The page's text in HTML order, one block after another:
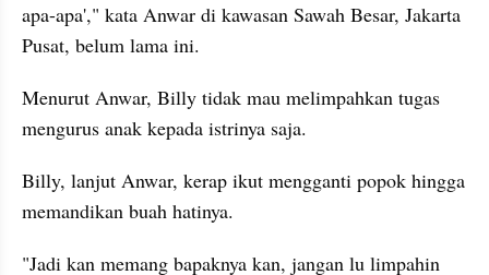
apa-apa'," kata Anwar di kawasan Sawah Besar, Jakarta
Pusat, belum lama ini.
Menurut Anwar, Billy tidak mau melimpahkan tugas
mengurus anak kepada istrinya saja.
Billy, lanjut Anwar, kerap ikut mengganti popok hingga
memandikan buah hatinya.
"Jadi kan memang bapaknya kan, jangan lu limpahin